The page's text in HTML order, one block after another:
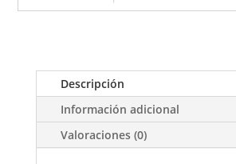
Descripción
Información adicional
Valoraciones (0)